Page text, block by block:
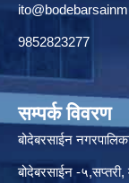
9852823277
सम्पर्क विवरण
बोदेबरसाईन
बोदेबरसाईन -